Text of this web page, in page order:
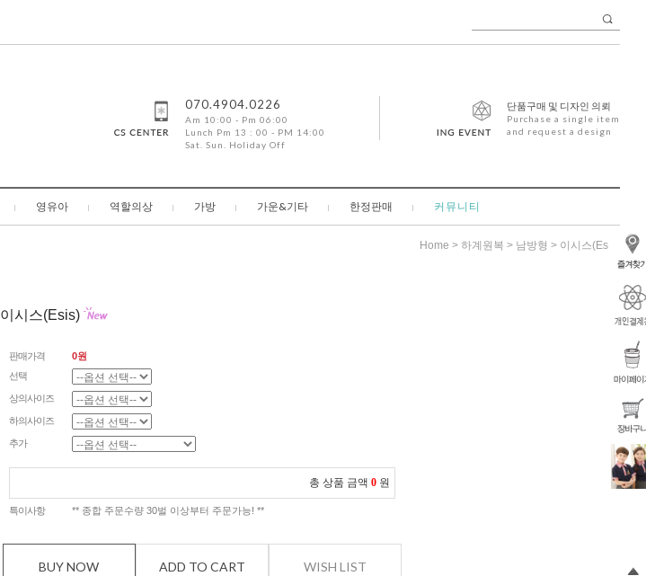
단품구매 및 디자인 의뢰
Purchase a single item
and request a design
070.4904.0226
Am 10:00 - Pm 06:00
Lunch Pm 13 : 00 - PM 14:00
Sat. Sun. Holiday Off
영유아 역할의상 가방 가운&기타 한정판매 커뮤니티
Home > 하계원복 > 남방형 > 이시스(Esis)
이시스(Esis)
판매가격
0원
선택
상의사이즈
하의사이즈
추가
총 상품 금액 0 원
특이사항 ** 종합 주문수량 30벌 이상부터 주문가능! **
BUY NOW ADD TO CART WISH LIST